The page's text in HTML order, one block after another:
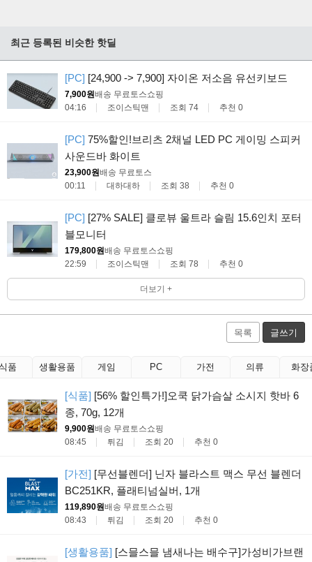
최근 등록된 비슷한 핫딜
[PC] [24,900 -> 7,900] 자이온 저소음 유선키보드
7,900원배송 무료토스쇼핑
04:16
조이스틱맨 조회 74 추천 0
[PC] 75%할인!브리츠 2채널 LED PC 게이밍 스피커
사운드바 화이트
23,900원배송 무료토스
00:11
대하대하 조회 38 추천 0
[PC] [27% SALE] 클로뷰 울트라 슬림 15.6인치 포터
블모니터
179,800원배송 무료토스쇼핑
22:59
조이스틱맨 조회 78 추천 0
더보기 +
목록 글쓰기
품 생활용품 게임 PC 가전 의류 화장
[식품] [56% 할인특가!]오쿡 닭가슴살 소시지 핫바 6
종, 70g, 12개
9,900원배송 무료토스쇼핑
08:45
튀김 조회 20 추천 0
[가전] [무선블렌더] 닌자 블라스트 맥스 무선 블렌더
BC251KR, 플래티넘실버, 1개
119,890원배송 무료토스쇼핑
08:43
튀김 조회 20 추천 0
[생활용품] [스믈스믈 냄새나는 배수구]가성비가브랜